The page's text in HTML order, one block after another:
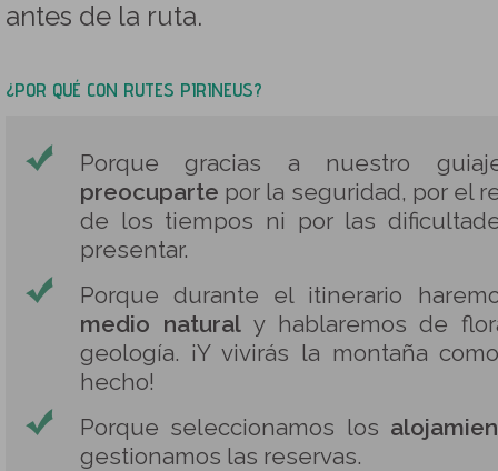
antes de la ruta.
¿POR QUÉ CON RUTES PIRINEUS?
Porque gracias a nuestro
preocuparte por la seguridad, por el
de los tiempos ni por las
presentar.
Porque durante el itinerario
medio naturaly hablaremos de
geología. ¡Y vivirás la montaña
hecho!
Porque seleccionamos los
gestionamos las reservas.